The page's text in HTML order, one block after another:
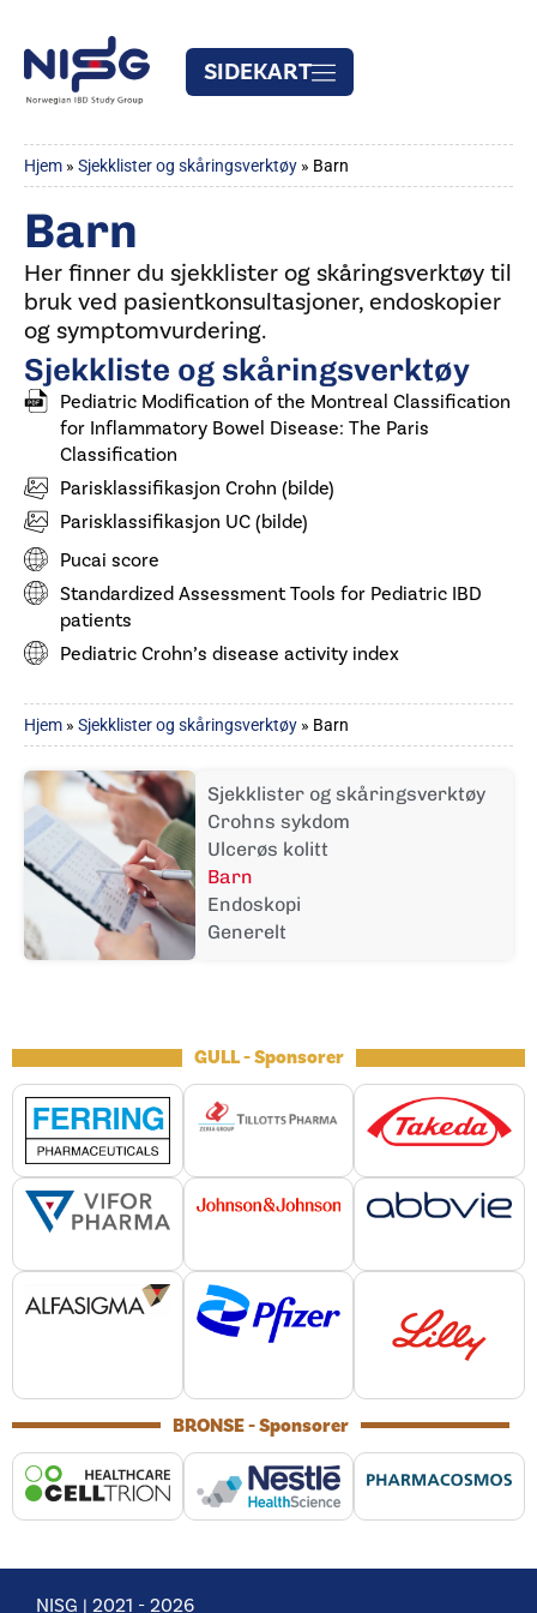
SIDEKART
Hjem » Sjekklister og skåringsverktøy » Barn
Barn
Her finner du sjekklister og skåringsverktøy til
bruk ved pasientkonsultasjoner, endoskopier
og symptomvurdering.
Sjekkliste og skåringsverktøy
Pediatric Modification of the Montreal Classification
for Inflammatory Bowel Disease: The Paris
Classification
Parisklassifikasjon Crohn (bilde)
Parisklassifikasjon UC (bilde)
Pucai score
Standardized Assessment Tools for Pediatric IBD
patients
Pediatric Crohn’s disease activity index
Hjem » Sjekklister og skåringsverktøy » Barn
Sjekklister og skåringsverktøy
Crohns sykdom
Ulcerøs kolitt
Barn
Endoskopi
Generelt
GULL - Sponsorer
BRONSE - Sponsorer
NISG | 2021 - 2026